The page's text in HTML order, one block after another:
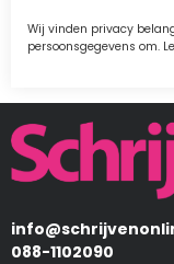
Wij vinden privacy
persoonsgegevens om.
Afbeelding
088-1102090